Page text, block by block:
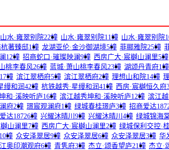
山水·雍翠别院22幢 山水·雍翠别院11幢 山水·雍翠别院
著臻邸1幢 龙湖亚伦·金沙御湖境5幢 菲郦雅院25幢
12幢 招商蛇口·璀璨映澜9幢 西房广大·宸樾山澜里5幢
桃李春风26幢 蓝城·萧山桃李春风23幢 湖颂丹青府1幢
幢 滨江翠栖府5幢 滨江翠栖府2幢 理想山和院14幢
缦和润42幢 杭铁越秀·星缦和润41幢 西房·宸樾恒久府
和·溪映听庐16幢 滨江越秀坤和·溪映听庐12幢 滨江
府2幢 璟宸观澜府1幢 绿城春桂璟庐3幢 招商爱达
达18726幢 兴耀沐晴川9幢 兴耀沐晴川4幢 绿城锦海
山澜里7幢 西房广大·宸樾山澜里2幢 绿城保利交控·
幢 众安泽翠居9幢 众安泽翠居6幢 众安泽翠居3幢 华
奥印潮观府6幢 青隽府3幢 杰立·颂香望庐21幢 杰立·